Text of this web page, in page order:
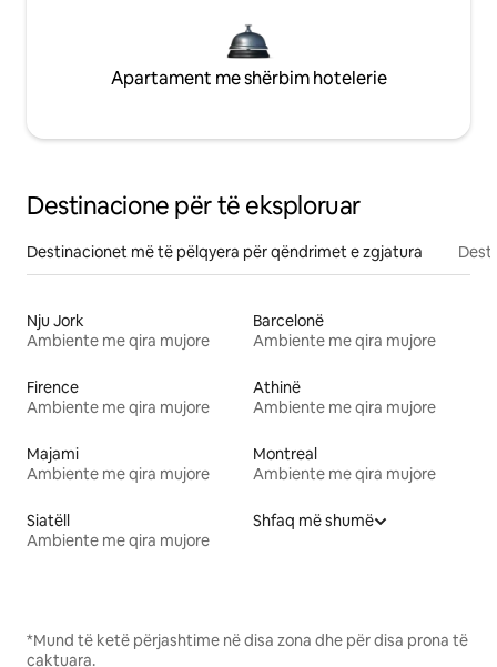
Apartament me shërbim hotelerie
Destinacione për të eksploruar
Destinacionet më të pëlqyera për qëndrimet e zgjatura
Nju Jork
Ambiente me qira mujore
Barcelonë
Ambiente me qira mujore
Firence
Ambiente me qira mujore
Athinë
Ambiente me qira mujore
Majami
Ambiente me qira mujore
Montreal
Ambiente me qira mujore
Siatëll
Ambiente me qira mujore
Shfaq më shumë
*Mund të ketë përjashtime në disa zona dhe për disa prona të
caktuara.